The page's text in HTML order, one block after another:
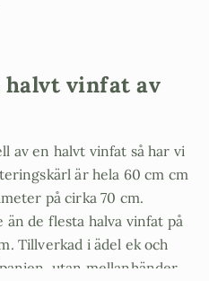
halvt vinfat av
av en halvt vinfat så har vi
är hela 60 cm cm
på cirka 70 cm.
de flesta halva vinfat på
Tillverkad i ädel ek och
utan mellanhänder,